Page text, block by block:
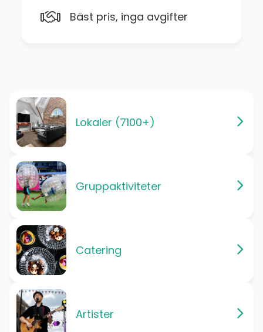
Bäst pris, inga avgifter
Lokaler (7100+)
Gruppaktiviteter
Catering
Artister